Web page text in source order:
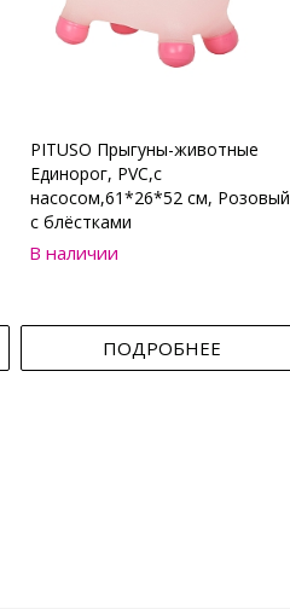
PITUSO Прыгуны-животные
Единорог, PVC,с
насосом,61*26*52 см, Розовый
с блёстками
В наличии
ПОДРОБНЕЕ